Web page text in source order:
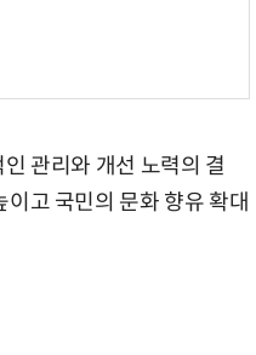
관리와 개선 노력의 결
고 국민의 문화 향유 확대